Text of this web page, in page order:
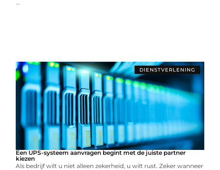
...
DIENSTVERLENING
Een UPS-systeem aanvragen begint met de juiste partner
kiezen
Als bedrijf wilt u niet alleen zekerheid, u wilt rust. Zeker wanneer